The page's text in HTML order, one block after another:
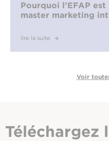
Pourquoi l’EFAP
master marketing
lire la suite
Voir
Téléchargez